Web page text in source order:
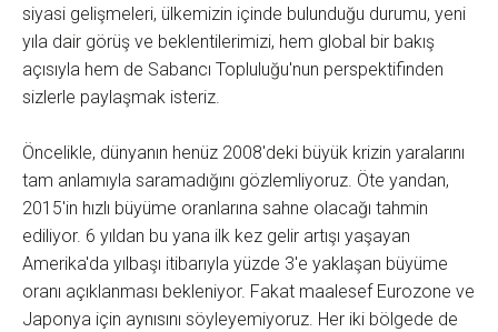
siyasi gelişmeleri, ülkemizin içinde bulunduğu durumu, yeni
yıla dair görüş ve beklentilerimizi, hem global bir bakış
açısıyla hem de Sabancı Topluluğu'nun perspektifinden
sizlerle paylaşmak isteriz.
Öncelikle, dünyanın henüz 2008'deki büyük krizin yaralarını
tam anlamıyla saramadığını gözlemliyoruz. Öte yandan,
2015'in hızlı büyüme oranlarına sahne olacağı tahmin
ediliyor. 6 yıldan bu yana ilk kez gelir artışı yaşayan
Amerika'da yılbaşı itibarıyla yüzde 3'e yaklaşan büyüme
oranı açıklanması bekleniyor. Fakat maalesef Eurozone ve
Japonya için aynısını söyleyemiyoruz. Her iki bölgede de